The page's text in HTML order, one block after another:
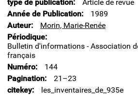
inventaires
de
fonds
étrangers
département
étrangères
type de publication
Article de revue
Année de Publication
1989
Auteur
Morin, Marie-Renée
Périodique
Bulletin d'informations - Association
français
Numéro
144
Pagination
21–23
citekey
les_inventaires_de_935e